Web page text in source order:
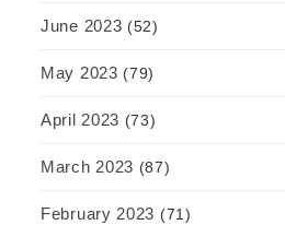
June 2023 (52)
May 2023 (79)
April 2023 (73)
March 2023 (87)
February 2023 (71)